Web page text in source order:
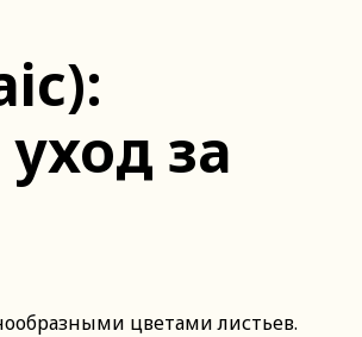
за
цветами листьев.